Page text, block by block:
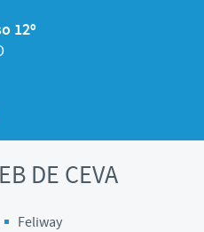
12º
DE CEVA
Feliway